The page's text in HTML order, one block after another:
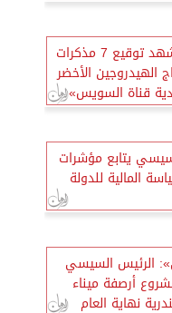
مدبولي يشهد توقيع 7 مذكرات
الهيدروجين الأخضر
قناة السويس»
يتابع مؤشرات
المالية للدولة
الرئيس السيسي
أرصفة ميناء
نهاية العام